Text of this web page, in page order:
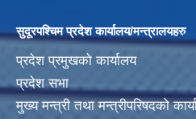
सुदूरपश्चिम प्रदेश कार्यालय/मन्त्रालयहरु
प्रदेश प्रमुखको कार्यालय
प्रदेश सभा
मुख्य मन्त्री तथा मन्त्रीपरिषदको